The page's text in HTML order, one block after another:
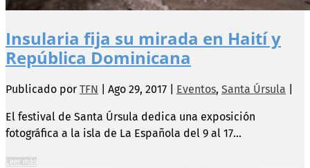
Insularia fija su mirada en Haití y
República Dominicana
Publicado por TFN Ago 29, 2017 Eventos, Santa Úrsula
El festival de Santa Úrsula dedica una exposición
fotográfica a la isla de La Española del 9 al 17...
Leer más